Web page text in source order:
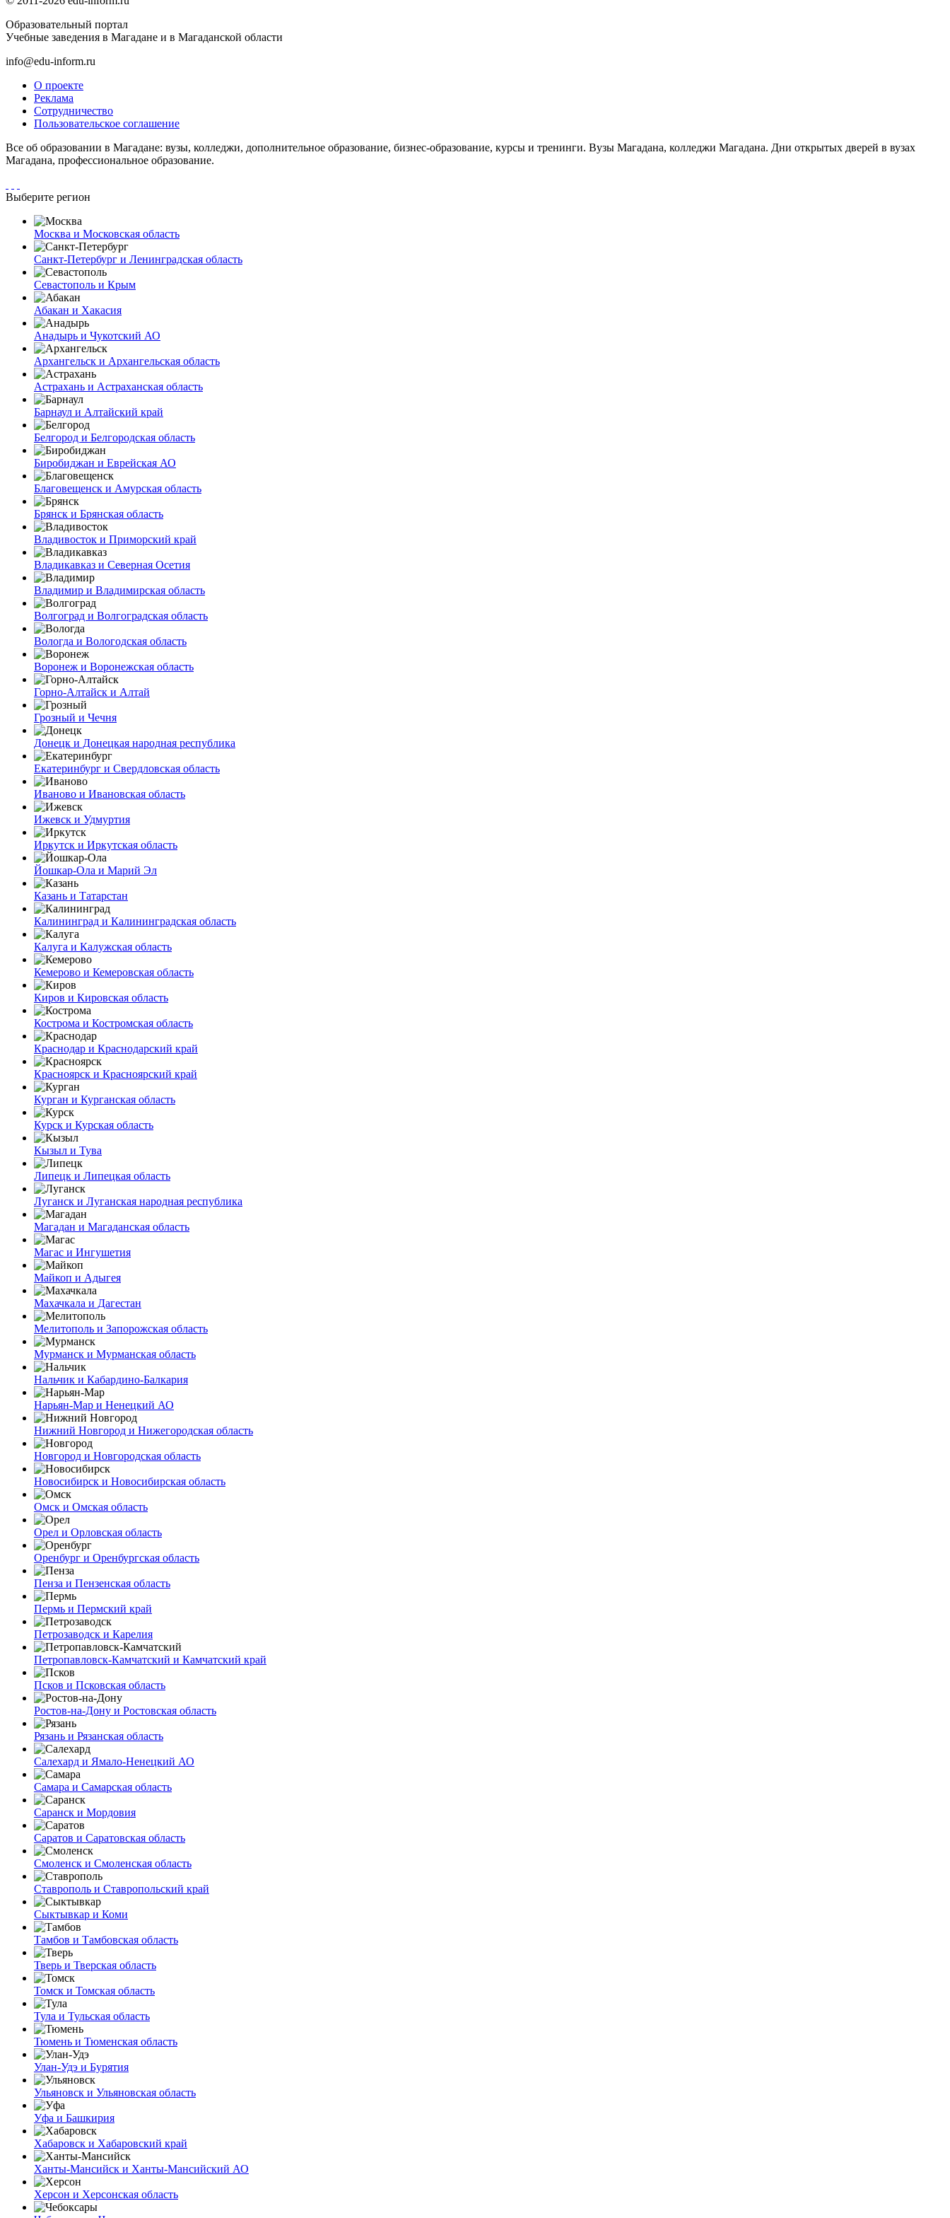
Образовательный портал
Учебные заведения в Магадане и в Магаданской области
info@edu-inform.ru
О проекте
Реклама
Сотрудничество
Пользовательское соглашение
Все об образовании в Магадане: вузы, колледжи, дополнительное образование, бизнес-образование, курсы и тренинги. Вузы Магадана, колледжи Магадана. Дни открытых дверей в вузах
Магадана, профессиональное образование.
Выберите регион
Москва и Московская область
Санкт-Петербург и Ленинградская область
Севастополь и Крым
Абакан и Хакасия
Анадырь и Чукотский АО
Архангельск и Архангельская область
Астрахань и Астраханская область
Барнаул и Алтайский край
Белгород и Белгородская область
Биробиджан и Еврейская АО
Благовещенск и Амурская область
Брянск и Брянская область
Владивосток и Приморский край
Владикавказ и Северная Осетия
Владимир и Владимирская область
Волгоград и Волгоградская область
Вологда и Вологодская область
Воронеж и Воронежская область
Горно-Алтайск и Алтай
Грозный и Чечня
Донецк и Донецкая народная республика
Екатеринбург и Свердловская область
Иваново и Ивановская область
Ижевск и Удмуртия
Иркутск и Иркутская область
Йошкар-Ола и Марий Эл
Казань и Татарстан
Калининград и Калининградская область
Калуга и Калужская область
Кемерово и Кемеровская область
Киров и Кировская область
Кострома и Костромская область
Краснодар и Краснодарский край
Красноярск и Красноярский край
Курган и Курганская область
Курск и Курская область
Кызыл и Тува
Липецк и Липецкая область
Луганск и Луганская народная республика
Магадан и Магаданская область
Магас и Ингушетия
Майкоп и Адыгея
Махачкала и Дагестан
Мелитополь и Запорожская область
Мурманск и Мурманская область
Нальчик и Кабардино-Балкария
Нарьян-Мар и Ненецкий АО
Нижний Новгород и Нижегородская область
Новгород и Новгородская область
Новосибирск и Новосибирская область
Омск и Омская область
Орел и Орловская область
Оренбург и Оренбургская область
Пенза и Пензенская область
Пермь и Пермский край
Петрозаводск и Карелия
Петропавловск-Камчатский и Камчатский край
Псков и Псковская область
Ростов-на-Дону и Ростовская область
Рязань и Рязанская область
Салехард и Ямало-Ненецкий АО
Самара и Самарская область
Саранск и Мордовия
Саратов и Саратовская область
Смоленск и Смоленская область
Ставрополь и Ставропольский край
Сыктывкар и Коми
Тамбов и Тамбовская область
Тверь и Тверская область
Томск и Томская область
Тула и Тульская область
Тюмень и Тюменская область
Улан-Удэ и Бурятия
Ульяновск и Ульяновская область
Уфа и Башкирия
Хабаровск и Хабаровский край
Ханты-Мансийск и Ханты-Мансийский АО
Херсон и Херсонская область